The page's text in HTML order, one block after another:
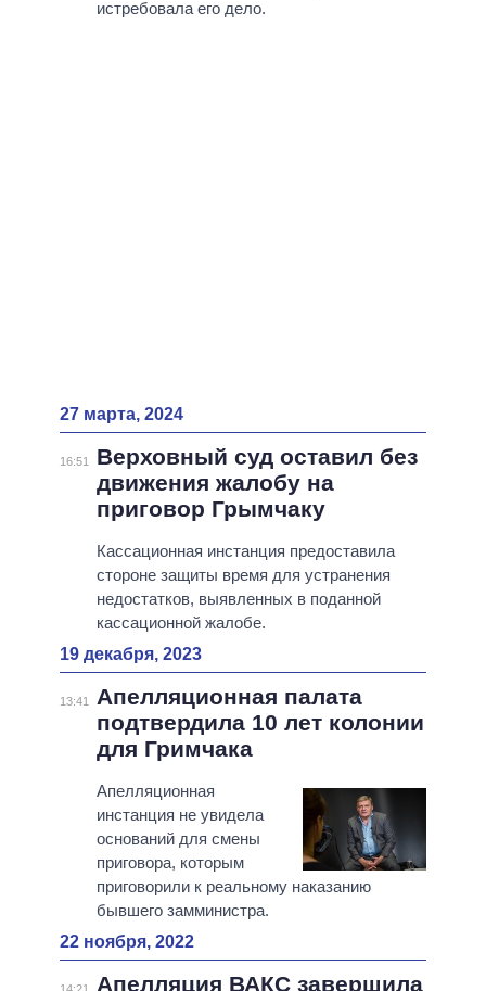
истребовала его дело.
27 марта, 2024
16:51
Верховный суд оставил без
движения жалобу на
приговор Грымчаку
Кассационная инстанция предоставила
стороне защиты время для устранения
недостатков, выявленных в поданной
кассационной жалобе.
19 декабря, 2023
13:41
Апелляционная палата
подтвердила 10 лет колонии
для Гримчака
Апелляционная
инстанция не увидела
оснований для смены
приговора, которым
приговорили к реальному наказанию
бывшего замминистра.
22 ноября, 2022
Апелляция ВАКС завершила